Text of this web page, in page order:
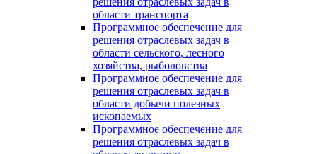
области транспорта
Программное обеспечение для
решения отраслевых задач в
области сельского, лесного
хозяйства, рыболовства
Программное обеспечение для
решения отраслевых задач в
области добычи полезных
ископаемых
Программное обеспечение для
решения отраслевых задач в